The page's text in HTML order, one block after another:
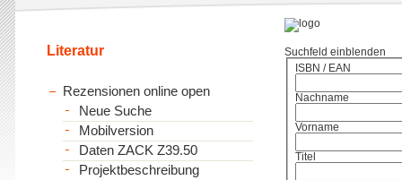
Suchfeld einblenden
ISBN / EAN
Nachname
Vorname
Titel
Literatur
Rezensionen online open
Neue Suche
Mobilversion
Daten ZACK Z39.50
Projektbeschreibung